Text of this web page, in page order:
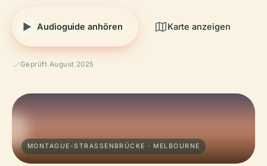
Audioguide anhören Karte anzeigen
Geprüft August 2025
MONTAGUE-STRASSENBRÜCKE · MELBOURNE